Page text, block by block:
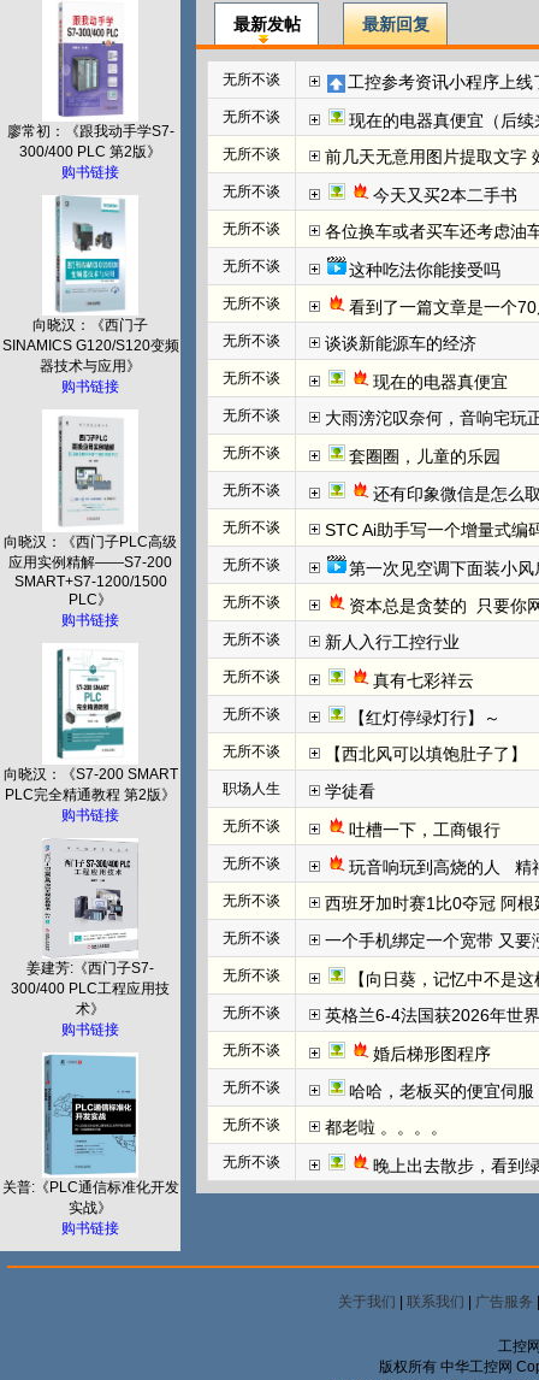
廖常初：《跟我动手学S7-
300/400 PLC 第2版》
购书链接
向晓汉：《西门子
SINAMICS G120/S120变频
器技术与应用》
购书链接
向晓汉：《西门子PLC高级
应用实例精解——S7-200
SMART+S7-1200/1500
PLC》
购书链接
向晓汉：《S7-200 SMART
PLC完全精通教程 第2版》
购书链接
姜建芳:《西门子S7-
300/400 PLC工程应用技
术》
购书链接
关普:《PLC通信标准化开发
实战》
购书链接
最新发帖 最新回复
无所不谈 工控参考资讯小程序上线
无所不谈 现在的电器真便宜（后续
无所不谈 前几天无意用图片提取文字
无所不谈 今天又买2本二手书
无所不谈 各位换车或者买车还考虑油
无所不谈 这种吃法你能接受吗
无所不谈 看到了一篇文章是一个
无所不谈 谈谈新能源车的经济
无所不谈 现在的电器真便宜
无所不谈 大雨滂沱叹奈何，音响宅玩
无所不谈 套圈圈，儿童的乐园
无所不谈 还有印象微信是怎么
无所不谈 STC Ai助手写一个增量式编
无所不谈 第一次见空调下面装小风
无所不谈 资本总是贪婪的  只要你
无所不谈 新人入行工控行业
无所不谈 真有七彩祥云
无所不谈 【红灯停绿灯行】～
无所不谈 【西北风可以填饱肚子了】
职场人生 学徒看
无所不谈 吐槽一下，工商银行
无所不谈 玩音响玩到高烧的人   精
无所不谈 西班牙加时赛1比0夺冠 阿
无所不谈 一个手机绑定一个宽带 又要
无所不谈 【向日葵，记忆中不是
无所不谈 英格兰6-4法国获2026年世
无所不谈 婚后梯形图程序
无所不谈 哈哈，老板买的便宜伺
无所不谈 都老啦 。。。。
无所不谈 晚上出去散步，看到
关于我们 | 联系我们 | 广告服务
工控
版权所有 中华工控网